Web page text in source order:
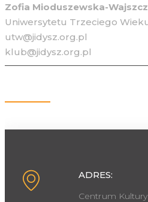
Zofia Mioduszewska-
Uniwersytetu Trzeciego
utw@jidysz.org.pl
klub@jidysz.org.pl
ADRES:
Centrum